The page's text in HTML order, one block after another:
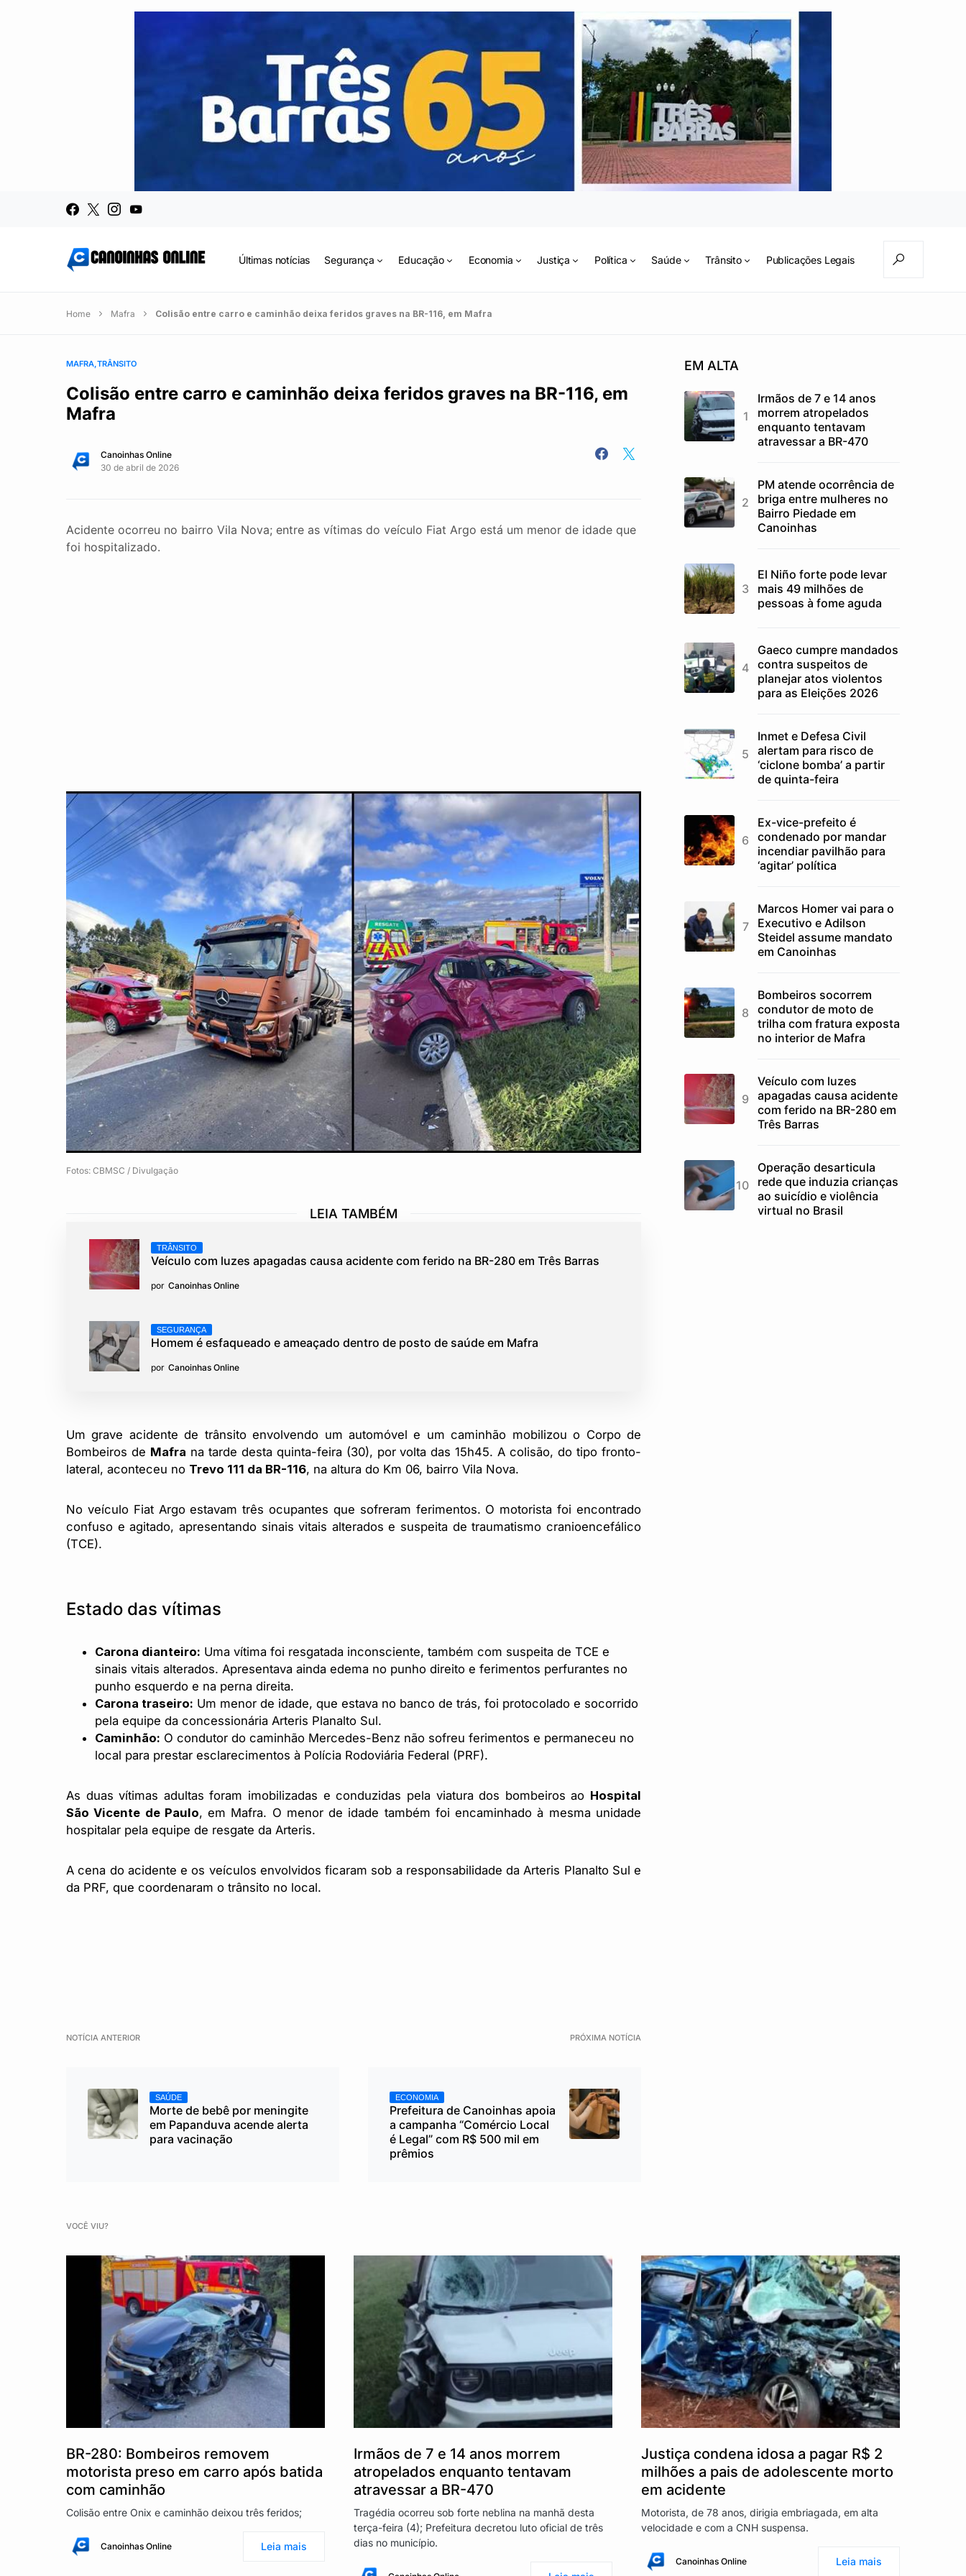
Últimas notícias Segurança Educação Economia Justiça Política Saúde Trânsito Publicações Legais
Home Mafra Colisão entre carro e caminhão deixa feridos graves na BR-116, em Mafra
MAFRA TRÂNSITO
Colisão entre carro e caminhão deixa feridos graves na BR-116, em
Mafra
Canoinhas Online
30 de abril de 2026
Acidente ocorreu no bairro Vila Nova; entre as vítimas do veículo Fiat Argo está um menor de idade que
foi hospitalizado.
Fotos: CBMSC / Divulgação
LEIA TAMBÉM
TRÂNSITO
Veículo com luzes apagadas causa acidente com ferido na BR-280 em Três Barras
por Canoinhas Online
SEGURANÇA
Homem é esfaqueado e ameaçado dentro de posto de saúde em Mafra
por Canoinhas Online
Um grave acidente de trânsito envolvendo um automóvel e um caminhão mobilizou o Corpo de
Bombeiros de Mafra na tarde desta quinta-feira (30), por volta das 15h45. A colisão, do tipo fronto-
lateral, aconteceu no Trevo 111 da BR-116, na altura do Km 06, bairro Vila Nova.
No veículo Fiat Argo estavam três ocupantes que sofreram ferimentos. O motorista foi encontrado
confuso e agitado, apresentando sinais vitais alterados e suspeita de traumatismo cranioencefálico
(TCE).
Estado das vítimas
Carona dianteiro: Uma vítima foi resgatada inconsciente, também com suspeita de TCE e
sinais vitais alterados. Apresentava ainda edema no punho direito e ferimentos perfurantes no
punho esquerdo e na perna direita.
Carona traseiro: Um menor de idade, que estava no banco de trás, foi protocolado e socorrido
pela equipe da concessionária Arteris Planalto Sul.
Caminhão: O condutor do caminhão Mercedes-Benz não sofreu ferimentos e permaneceu no
local para prestar esclarecimentos à Polícia Rodoviária Federal (PRF).
As duas vítimas adultas foram imobilizadas e conduzidas pela viatura dos bombeiros ao Hospital
São Vicente de Paulo, em Mafra. O menor de idade também foi encaminhado à mesma unidade
hospitalar pela equipe de resgate da Arteris.
A cena do acidente e os veículos envolvidos ficaram sob a responsabilidade da Arteris Planalto Sul e
da PRF, que coordenaram o trânsito no local.
NOTÍCIA ANTERIOR
SAÚDE
Morte de bebê por meningite
em Papanduva acende alerta
para vacinação
PRÓXIMA NOTÍCIA
ECONOMIA
Prefeitura de Canoinhas apoia
a campanha “Comércio Local
é Legal” com R$ 500 mil em
prêmios
EM ALTA
Irmãos de 7 e 14 anos
morrem atropelados
enquanto tentavam
atravessar a BR-470
PM atende ocorrência de
briga entre mulheres no
Bairro Piedade em
Canoinhas
El Niño forte pode levar
mais 49 milhões de
pessoas à fome aguda
Gaeco cumpre mandados
contra suspeitos de
planejar atos violentos
para as Eleições 2026
Inmet e Defesa Civil
alertam para risco de
‘ciclone bomba’ a partir
de quinta-feira
Ex-vice-prefeito é
condenado por mandar
incendiar pavilhão para
‘agitar’ política
Marcos Homer vai para o
Executivo e Adilson
Steidel assume mandato
em Canoinhas
Bombeiros socorrem
condutor de moto de
trilha com fratura exposta
no interior de Mafra
Veículo com luzes
apagadas causa acidente
com ferido na BR-280 em
Três Barras
Operação desarticula
rede que induzia crianças
ao suicídio e violência
virtual no Brasil
VOCÊ VIU?
BR-280: Bombeiros removem
motorista preso em carro após batida
com caminhão
Colisão entre Onix e caminhão deixou três feridos;
Canoinhas Online Leia mais
Irmãos de 7 e 14 anos morrem
atropelados enquanto tentavam
atravessar a BR-470
Tragédia ocorreu sob forte neblina na manhã desta
terça-feira (4); Prefeitura decretou luto oficial de três
dias no município.
Justiça condena idosa a pagar R$ 2
milhões a pais de adolescente morto
em acidente
Motorista, de 78 anos, dirigia embriagada, em alta
velocidade e com a CNH suspensa.
Canoinhas Online Leia mais